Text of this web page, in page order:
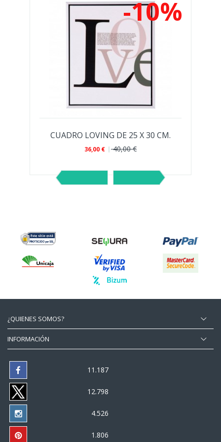
-10%
CUADRO LOVING DE 25 X 30 CM.
36,00 € 40,00 €
¿QUIENES SOMOS?
INFORMACIÓN
11.187
12.798
4.526
1.806